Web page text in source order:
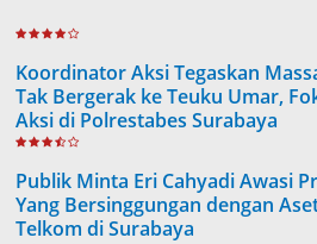
Koordinator Aksi Tegaskan
Tak Bergerak ke Teuku Umar,
Aksi di Polrestabes Surabaya
Publik Minta Eri Cahyadi Awasi
Yang Bersinggungan dengan
Telkom di Surabaya